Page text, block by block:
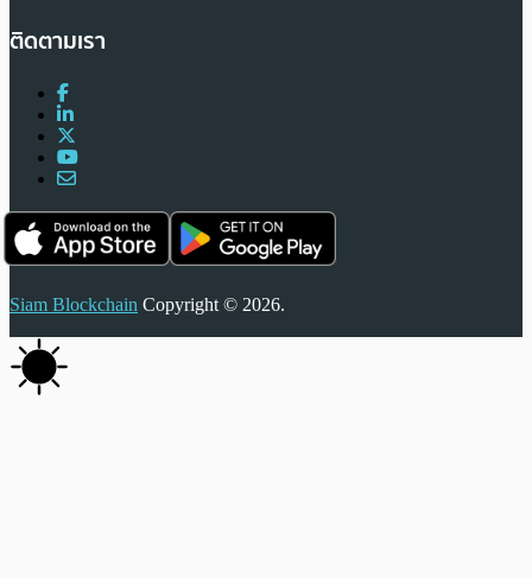
ติดตามเรา
Siam Blockchain Copyright © 2026.